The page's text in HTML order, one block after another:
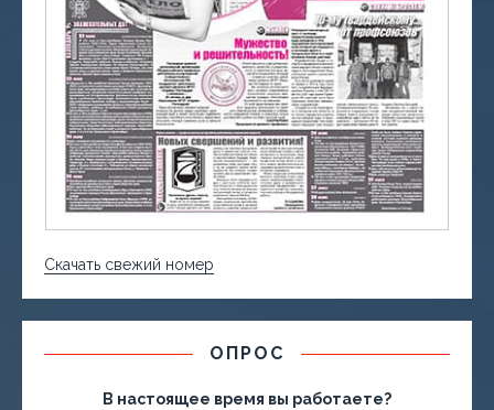
Скачать свежий номер
ОПРОС
В настоящее время вы работаете?